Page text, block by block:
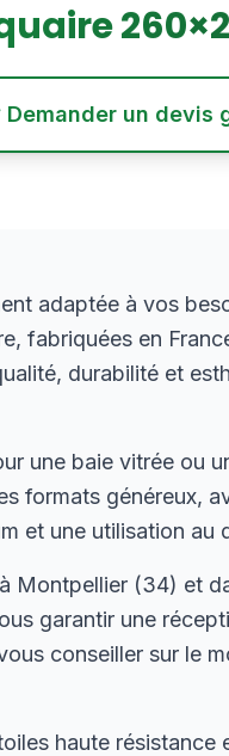
260×
Demander un devis
adaptée à vos
fabriquées en
durabilité et
une baie vitrée ou
formats généreux,
et une utilisation au
Montpellier (34) et
garantir une
conseiller sur le
haute résistance